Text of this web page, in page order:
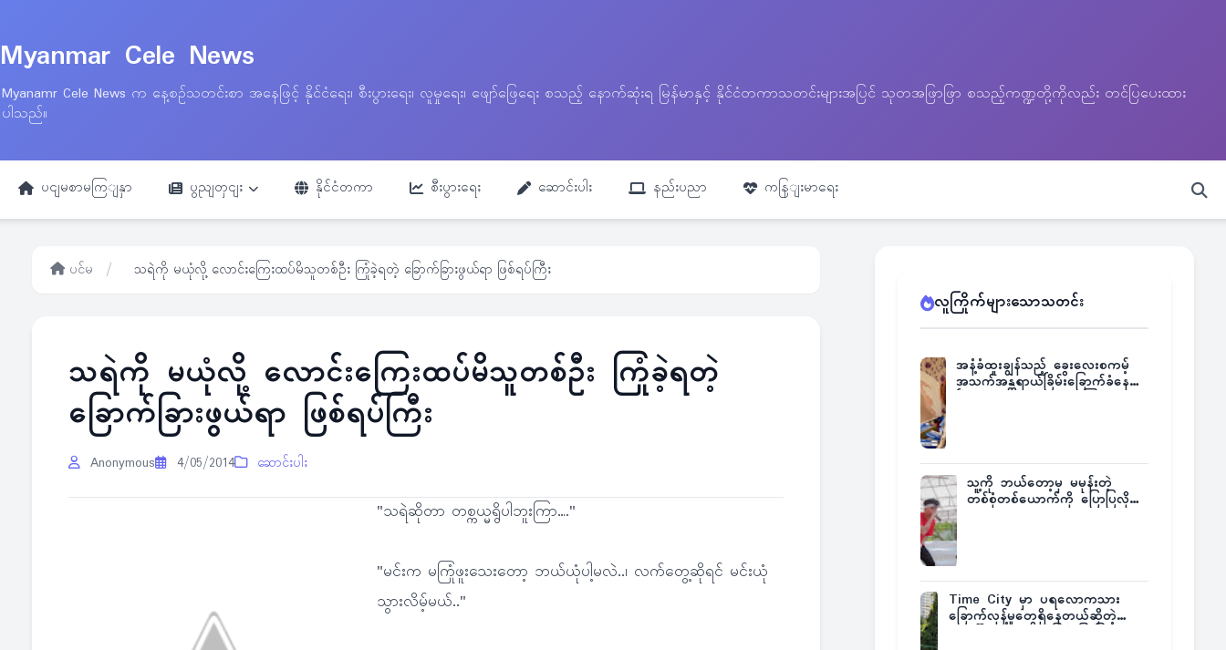
Myanmar Cele News
Myanamr Cele News က နေ့စဉ်သတင်းစာ အနေဖြင့် နိုင်ငံရေး၊ စီးပွားရေး၊ လူမှုရေး၊ ဖျော်ဖြေရေး စသည့် နောက်ဆုံးရ မြန်မာနှင့် နိုင်ငံတကာသတင်းများအပြင် သုတအဖြာဖြာ စသည့်ကဏ္ဍတို့ကိုလည်း တင်ပြပေးထား
ပါသည်။
ပငျမစာမကြျနှာ ပွညျတှငျး နိုင်ငံတကာ စီးပွားရေး ဆောင်းပါး နည်းပညာ ကနြျးမာရေး
ပင်မ / သရဲကို မယုံလို့ လောင်းကြေးထပ်မိသူတစ်ဦး ကြုံခဲ့ရတဲ့ ခြောက်ခြားဖွယ်ရာ ဖြစ်ရပ်ကြီး
သရဲကို မယုံလို့ လောင်းကြေးထပ်မိသူတစ်ဦး ကြုံခဲ့ရတဲ့
ခြောက်ခြားဖွယ်ရာ ဖြစ်ရပ်ကြီး
Anonymous 4/05/2014 ဆောင်းပါး
"သရဲဆိုတာ တစ္ကယ္မရွိပါဘူးကြာ…."
"မင်းက မကြုံဖူးသေးတော့ ဘယ်ယုံပါ့မလဲ..၊ လက်တွေ့ဆိုရင် မင်းယုံ
သွားလိမ့်မယ်.."
လူကြိုက်များသောသတင်း
အနံ့ခံထူးချွန်သည့် ခွေးလေးစကမ့်
အသက်အန္တရာယ်ခြိမ်းခြောက်ခံနေရ
သူ့ကို ဘယ်တော့မှ မမုန်းတဲ့
တစ်စုံတစ်ယောက်ကို ပြောပြလိုက်
Time City မှာ ပရလောကသား
ခြောက်လှန့်မှုတွေရှိနေတယ်ဆိုတဲ့